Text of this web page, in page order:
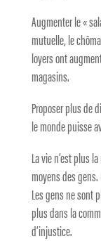
Augmenter le «
mutuelle, le
loyers ont
magasins.
Proposer plus de
le monde puisse
La vie n’est plus
moyens des
Les gens ne sont
plus dans la
d’injustice.